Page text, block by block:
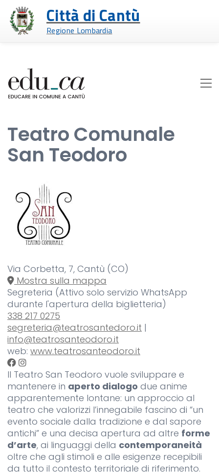
Città di Cantù
Regione Lombardia
Teatro Comunale
San Teodoro
Via Corbetta, 7, Cantù (CO)
Mostra sulla mappa
Segreteria (Attivo solo servizio WhatsApp
durante l'apertura della biglietteria)
338 217 0275
segreteria@teatrosantedoro.it |
info@teatrosanteodoro.it
web: www.teatrosanteodoro.it
Il Teatro San Teodoro vuole sviluppare e
mantenere in aperto dialogo due anime
apparentemente lontane: un approccio al
teatro che valorizzi l’innegabile fascino di “un
evento sociale dalla tradizione e dal sapore
antichi” e una decisa apertura ad altre forme
d’arte, ai linguaggi della contemporaneità
oltre che agli stimoli e alle esigenze recepibili
da tutto il contesto territoriale di riferimento.